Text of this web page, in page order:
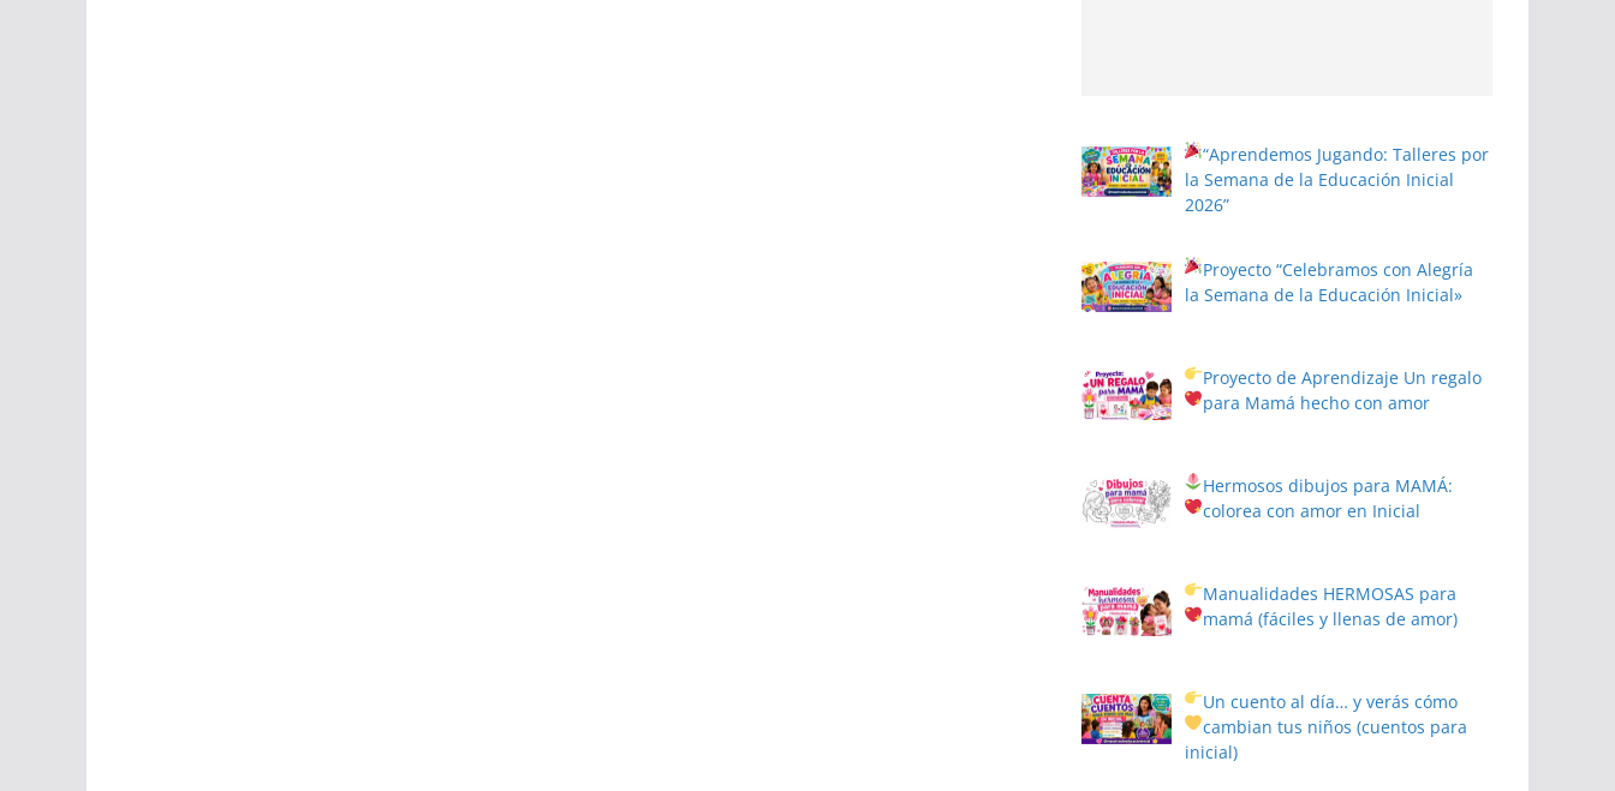
“Aprendemos Jugando: Talleres por
la Semana de la Educación Inicial
2026”
Proyecto“Celebramos con Alegría
la Semana de la Educación Inicial»
Proyecto de Aprendizaje Un regalo
para Mamá hecho con amor
Hermosos dibujos para MAMÁ:
colorea con amor en Inicial
Manualidades HERMOSAS para
mamá (fáciles y llenas de amor)
Un cuento al día… y verás cómo
cambian tus niños(cuentos para
inicial)